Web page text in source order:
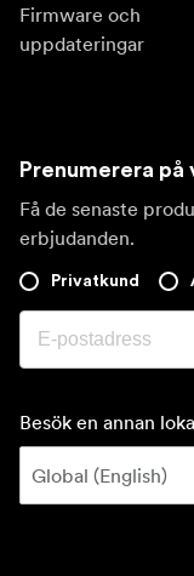
Firmware och
uppdateringar
Prenumerera
Få de senaste
erbjudanden.
Privatkund
Besök en annan